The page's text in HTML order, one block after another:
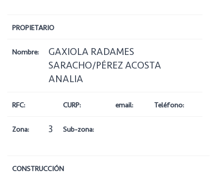
PROPIETARIO
Nombre:
GAXIOLA RADAMES
SARACHO/PÉREZ ACOSTA
ANALIA
RFC: CURP: email: Teléfono:
Zona: 3 Sub-zona:
CONSTRUCCIÓN